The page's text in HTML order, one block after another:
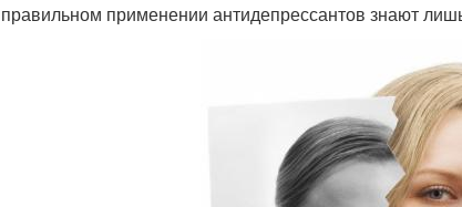
правильном применении антидепрессантов знают